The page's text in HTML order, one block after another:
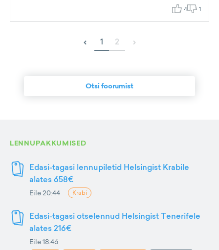
4 1
‹ 1 2 ›
Otsi foorumist
LENNUPAKKUMISED
Edasi-tagasi lennupiletid Helsingist Krabile
alates 658€
Eile 20:44 Krabi
Edasi-tagasi otselennud Helsingist Tenerifele
alates 216€
Eile 18:46